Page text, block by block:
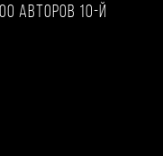
авторов 10-й